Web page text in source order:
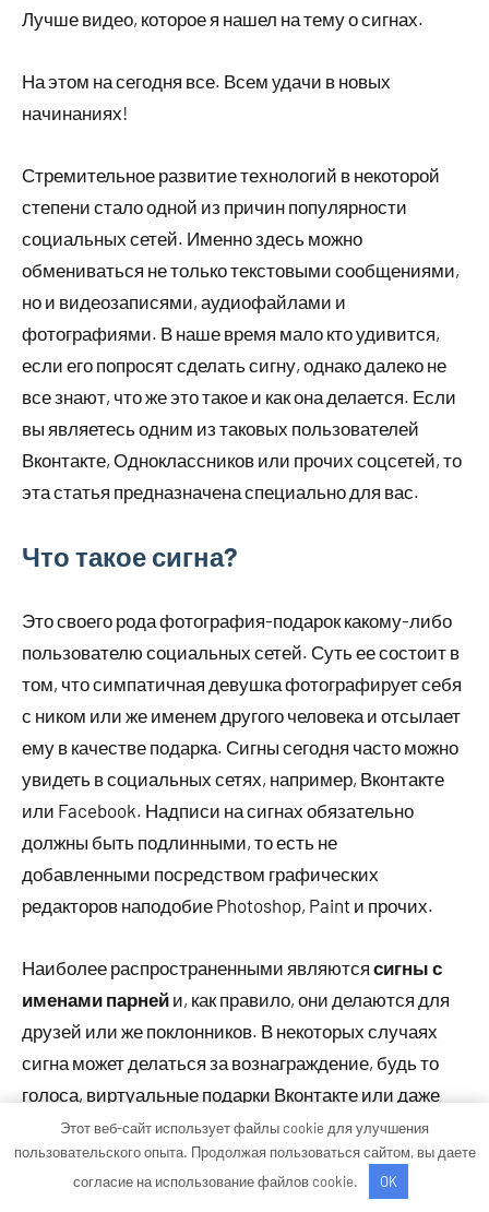
Лучше видео, которое я нашел на тему о сигнах.
На этом на сегодня все. Всем удачи в новых
начинаниях!
Стремительное развитие технологий в некоторой
степени стало одной из причин популярности
социальных сетей. Именно здесь можно
обмениваться не только текстовыми сообщениями,
но и видеозаписями, аудиофайлами и
фотографиями. В наше время мало кто удивится,
если его попросят сделать сигну, однако далеко не
все знают, что же это такое и как она делается. Если
вы являетесь одним из таковых пользователей
Вконтакте, Одноклассников или прочих соцсетей, то
эта статья предназначена специально для вас.
Что такое сигна?
Это своего рода фотография-подарок какому-либо
пользователю социальных сетей. Суть ее состоит в
том, что симпатичная девушка фотографирует себя
с ником или же именем другого человека и отсылает
ему в качестве подарка. Сигны сегодня часто можно
увидеть в социальных сетях, например, Вконтакте
или Facebook. Надписи на сигнах обязательно
должны быть подлинными, то есть не
добавленными посредством графических
редакторов наподобие Photoshop, Paint и прочих.
Наиболее распространенными являются сигны с
именами парней и, как правило, они делаются для
друзей или же поклонников. В некоторых случаях
сигна может делаться за вознаграждение, будь то
голоса, виртуальные подарки Вконтакте или даже
деньги. Сигны на заказ — отдельная статья
заработка для смелых девушек (цены на
комменчиские сигны обычно в районе 50-300
Этот веб-сайт использует файлы cookie для улучшения
пользовательского опыта. Продолжая пользоваться сайтом, вы даете
согласие на использование файлов cookie.
OK